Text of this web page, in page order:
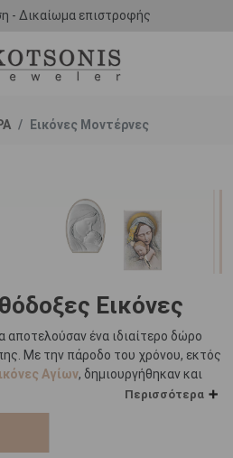
- Δικαίωμα επιστροφής
Εικόνες Μοντέρνες
Εικόνες
αποτελούσαν ένα ιδιαίτερο δώρο
Με την πάροδο του χρόνου, εκτός
Αγίων, δημιουργήθηκαν και
προσέγγιση.
από φύλλο Αργύρου 950
Περισσότερα